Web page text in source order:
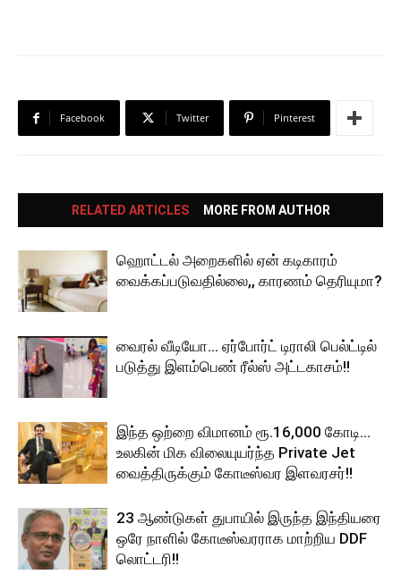
Facebook Twitter Pinterest
RELATED ARTICLES MORE FROM AUTHOR
ஹொட்டல் அறைகளில் ஏன் கடிகாரம்
வைக்கப்படுவதில்லை,, காரணம் தெரியுமா?
வைரல் வீடியோ… ஏர்போர்ட் டிராலி பெல்ட்டில்
படுத்து இளம்பெண் ரீல்ஸ் அட்டகாசம்!!
இந்த ஒற்றை விமானம் ரூ.16,000 கோடி…
உலகின் மிக விலையுயர்ந்த Private Jet
வைத்திருக்கும் கோடீஸ்வர இளவரசர்!!
23 ஆண்டுகள் துபாயில் இருந்த இந்தியரை
ஒரே நாளில் கோடீஸ்வரராக மாற்றிய DDF
லொட்டரி!!